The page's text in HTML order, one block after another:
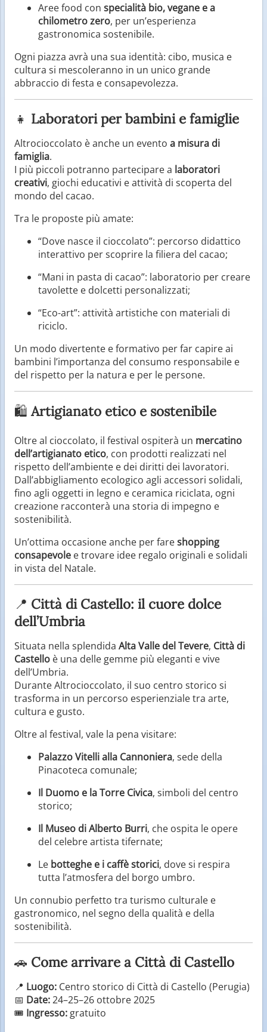
Aree food con specialità bio, vegane e a
chilometro zero, per un’esperienza
gastronomica sostenibile.
Ogni piazza avrà una sua identità: cibo, musica e
cultura si mescoleranno in un unico grande
abbraccio di festa e consapevolezza.
👧 Laboratori per bambini e famiglie
Altrocioccolato è anche un evento a misura di
famiglia.
I più piccoli potranno partecipare a laboratori
creativi, giochi educativi e attività di scoperta del
mondo del cacao.
Tra le proposte più amate:
“Dove nasce il cioccolato”: percorso didattico
interattivo per scoprire la filiera del cacao;
“Mani in pasta di cacao”: laboratorio per creare
tavolette e dolcetti personalizzati;
“Eco-art”: attività artistiche con materiali di
riciclo.
Un modo divertente e formativo per far capire ai
bambini l’importanza del consumo responsabile e
del rispetto per la natura e per le persone.
🛍️ Artigianato etico e sostenibile
Oltre al cioccolato, il festival ospiterà un mercatino
dell’artigianato etico, con prodotti realizzati nel
rispetto dell’ambiente e dei diritti dei lavoratori.
Dall’abbigliamento ecologico agli accessori solidali,
fino agli oggetti in legno e ceramica riciclata, ogni
creazione racconterà una storia di impegno e
sostenibilità.
Un’ottima occasione anche per fareshopping
consapevole e trovare idee regalo originali e solidali
in vista del Natale.
📍 Città di Castello: il cuore dolce
dell’Umbria
Situata nella splendida Alta Valle del Tevere, Città di
Castello è una delle gemme più eleganti e vive
dell’Umbria.
Durante Altrocioccolato, il suo centro storico si
trasforma in un percorso esperienziale tra arte,
cultura e gusto.
Oltre al festival, vale la pena visitare:
Palazzo Vitelli alla Cannoniera, sede della
Pinacoteca comunale;
Il Duomo e la Torre Civica, simboli del centro
storico;
Il Museo di Alberto Burri, che ospita le opere
del celebre artista tifernate;
Le botteghe e i caffè storici, dove si respira
tutta l’atmosfera del borgo umbro.
Un connubio perfetto tra turismo culturale e
gastronomico, nel segno della qualità e della
sostenibilità.
🚗 Come arrivare a Città di Castello
📍 Luogo: Centro storico di Città di Castello (Perugia)
📅 Date:24–25–26 ottobre 2025
🎟️ Ingresso: gratuito